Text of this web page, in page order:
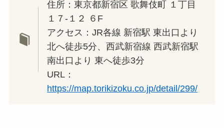
住所：東京都新宿区 歌舞伎町 １丁目
１７-１２ ６F
アクセス：JR各線 新宿駅 東出口より
北へ徒歩5分、西武新宿線 西武新宿駅
南出口より 東へ徒歩3分
URL：
https://map.torikizoku.co.jp/detail/299/